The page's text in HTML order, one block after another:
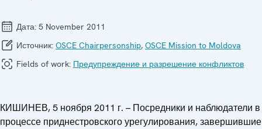
Дата: 5 November 2011
Источник: OSCE Chairpersonship, OSCE Mission to Moldova
Fields of work: Предупреждение и разрешение конфликтов
КИШИНЕВ, 5 ноября 2011 г. – Посредники и наблюдатели в
процессе приднестровского урегулирования, завершившие